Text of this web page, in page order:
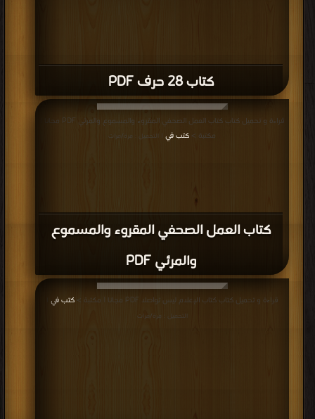
كتاب 28 حرف PDF
كتاب العمل الصحفي المقروء والمسموع
والمرئي PDF
قراءة و تحميل كتاب كتاب العمل الصحفي المقروء والمسموع والمرئي PDF مجانا |
مكتبة > كتب في | التحميل : مرة/مرات
قراءة و تحميل كتاب كتاب الإعلام ليس تواصلا PDF مجانا | مكتبة > كتب في
التحميل : مرة/مرات